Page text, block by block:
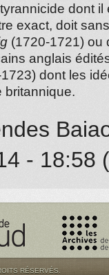
dont
exact, doit
(1720-1721) ou
anglais
dont les
britannique.
- 18:58
RÉSERVÉS.